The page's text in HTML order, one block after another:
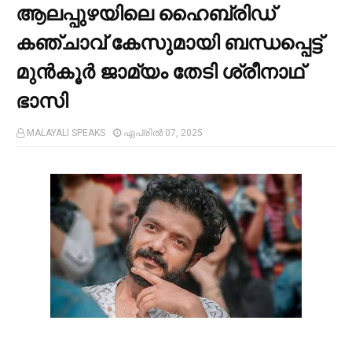
ആലപ്പുഴയിലെ ഹൈബ്രിഡ്
കഞ്ചാവ് കേസുമായി ബന്ധപ്പെട്ട്
മുൻകൂര്‍ ജാമ്യം തേടി ശ്രീനാഥ്
ഭാസി
MALAYALI SPEAKS ഏപ്രിൽ 07, 2025